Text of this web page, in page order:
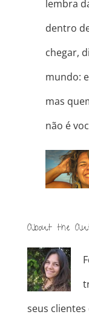
lembra
dentro
chegar,
mundo:
mas
não é
About the
seus